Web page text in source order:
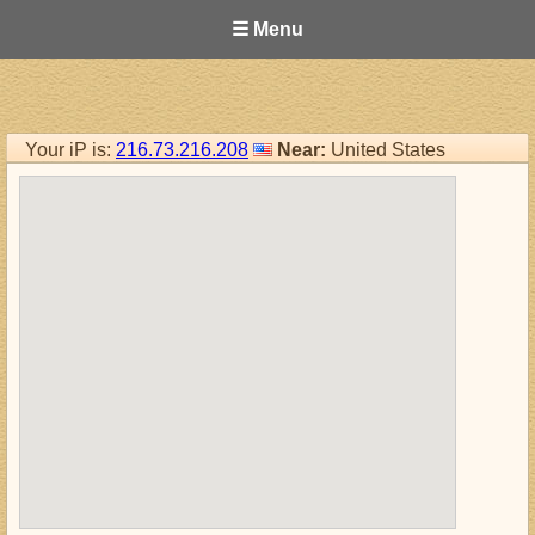
☰ Menu
Your iP is: 216.73.216.208 Near: United States